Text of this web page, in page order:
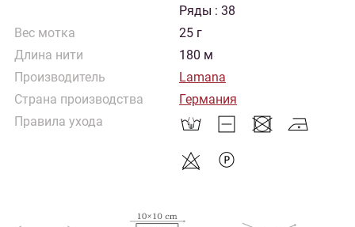
Ряды : 38
Вес мотка
25 г
Длина нити
180 м
Производитель
Lamana
Страна производства
Германия
Правила ухода